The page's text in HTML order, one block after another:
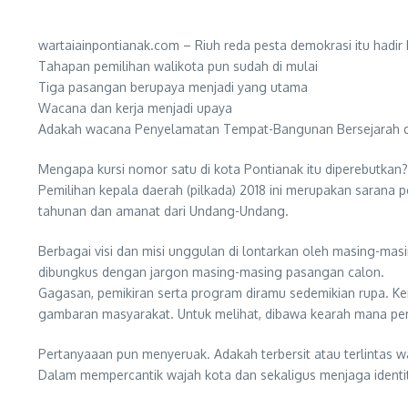
wartaiainpontianak.com – Riuh reda pesta demokrasi itu hadir
Tahapan pemilihan walikota pun sudah di mulai
Tiga pasangan berupaya menjadi yang utama
Wacana dan kerja menjadi upaya
Adakah wacana Penyelamatan Tempat-Bangunan Bersejarah
Mengapa kursi nomor satu di kota Pontianak itu
Pemilihan kepala daerah (pilkada) 2018 ini merupakan
tahunan dan amanat dari Undang-Undang.
Berbagai visi dan misi unggulan di lontarkan oleh masing-
dibungkus dengan jargon masing-masing pasangan calon.
Gagasan, pemikiran serta program diramu sedemikian rupa.
gambaran masyarakat. Untuk melihat, dibawa kearah mana
Pertanyaaan pun menyeruak. Adakah terbersit atau terlintas
Dalam mempercantik wajah kota dan sekaligus menjaga